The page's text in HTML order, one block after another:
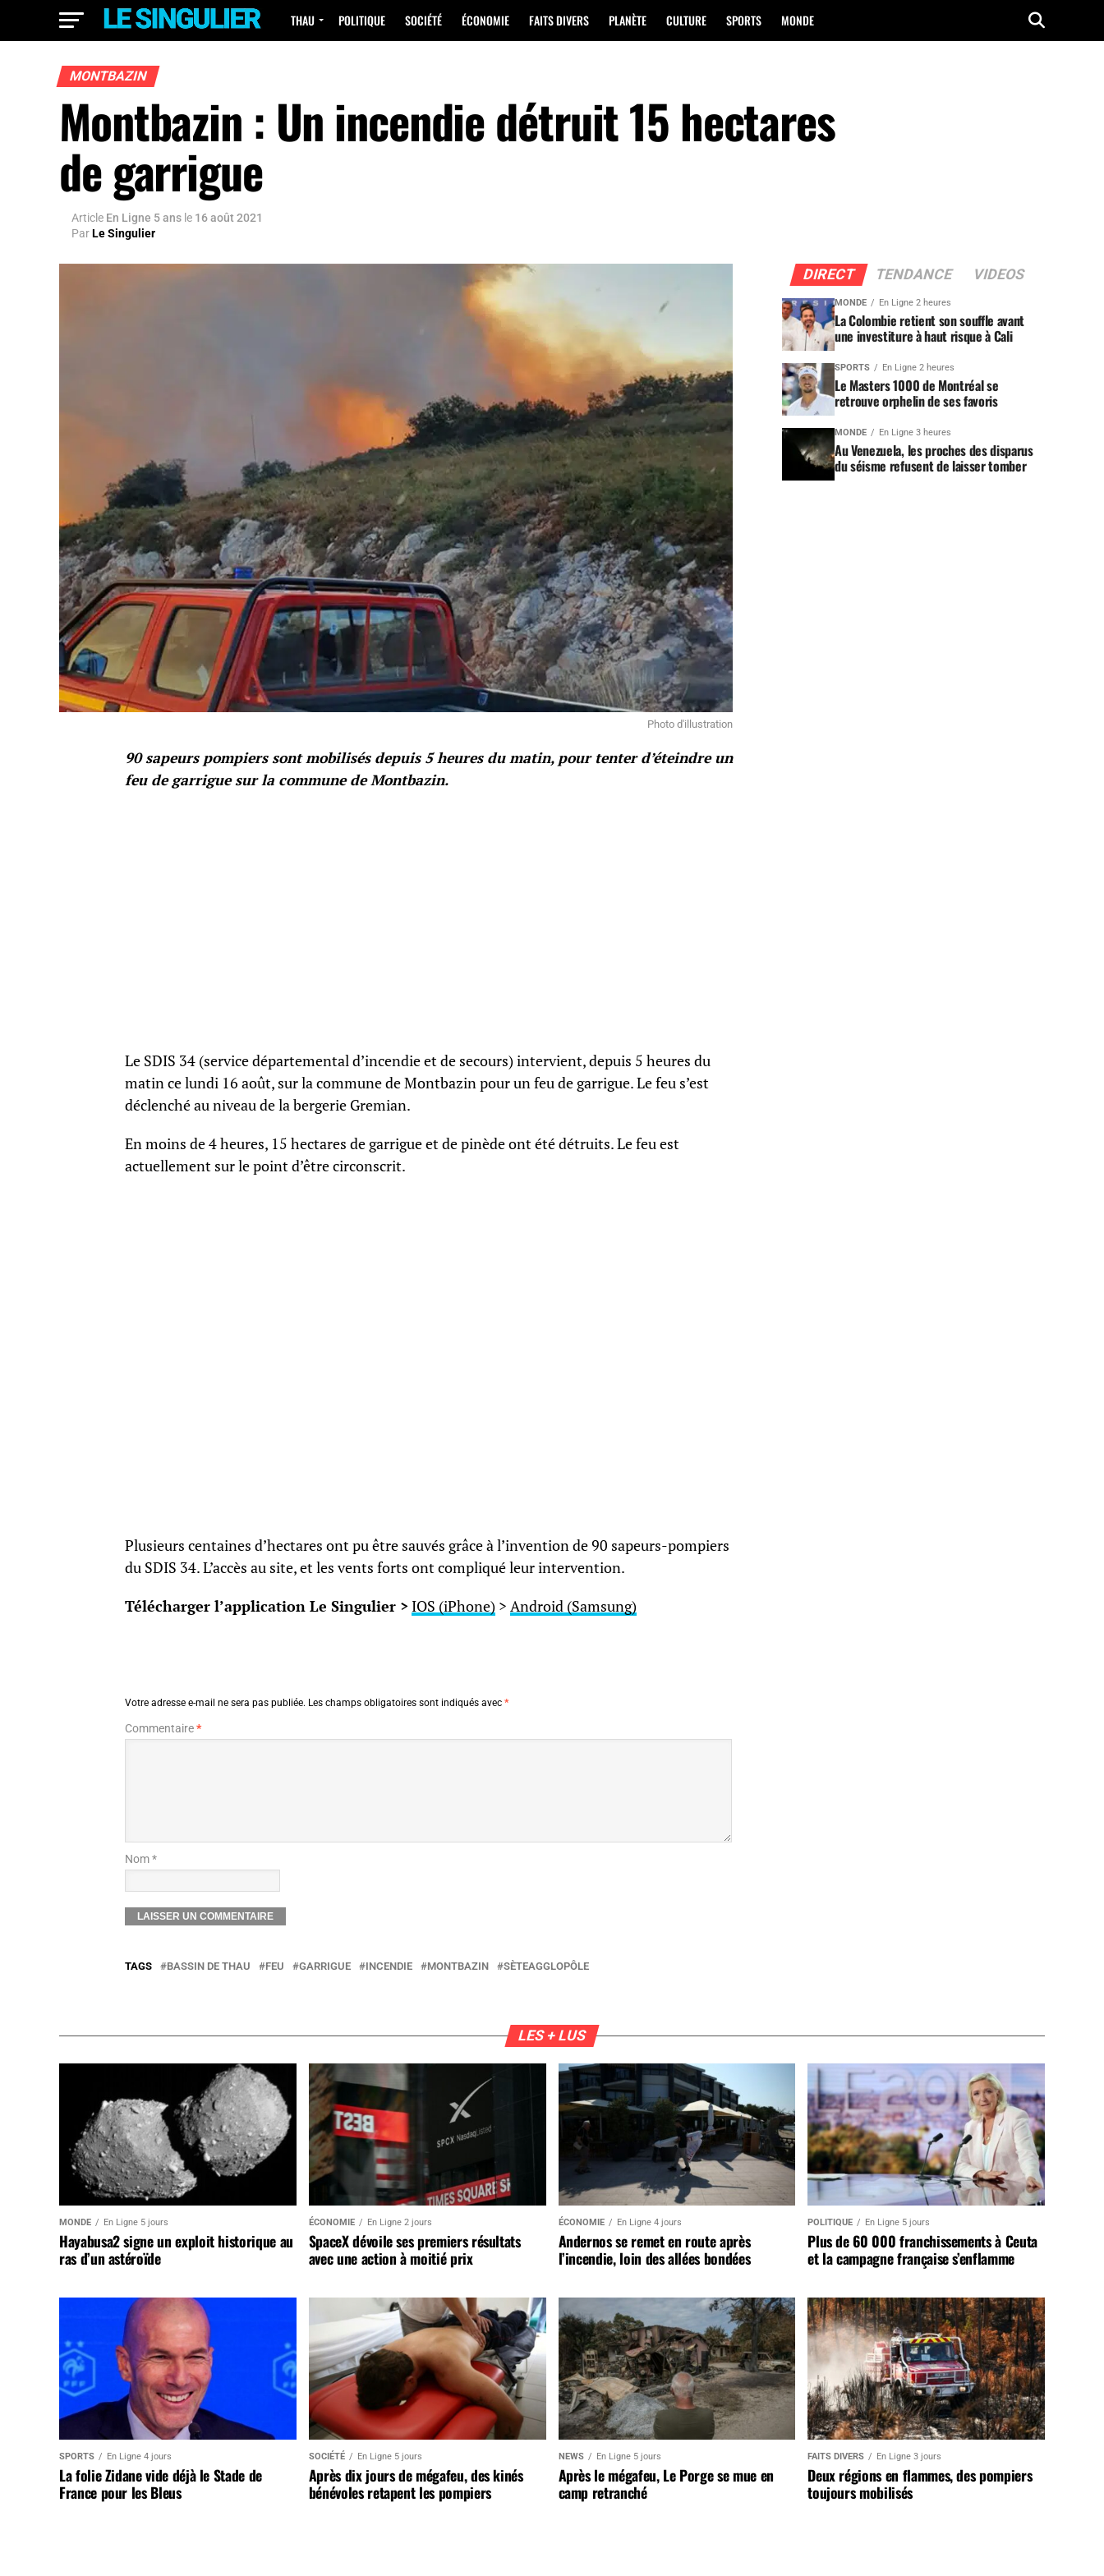
THAU POLITIQUE SOCIÉTÉ ÉCONOMIE FAITS DIVERS PLANÈTE CULTURE SPORTS MONDE
MONTBAZIN
Montbazin : Un incendie détruit 15 hectares
de garrigue
Article En Ligne 5 ans le 16 août 2021
ParLe Singulier
Photo d'illustration
90 sapeurs pompiers sont mobilisés depuis 5 heures du matin, pour tenter d’éteindre un
feu de garrigue sur la commune de Montbazin.
Le SDIS 34 (service départemental d’incendie et de secours) intervient, depuis 5 heures du
matin ce lundi 16 août, sur la commune de Montbazin pour un feu de garrigue. Le feu s’est
déclenché au niveau de la bergerie Gremian.
En moins de 4 heures, 15 hectares de garrigue et de pinède ont été détruits. Le feu est
actuellement sur le point d’être circonscrit.
Plusieurs centaines d’hectares ont pu être sauvés grâce à l’invention de 90 sapeurs-pompiers
du SDIS 34. L’accès au site, et les vents forts ont compliqué leur intervention.
Télécharger l’application Le Singulier > IOS (iPhone) > Android (Samsung)
Votre adresse e-mail ne sera pas publiée. Les champs obligatoires sont indiqués avec *
Commentaire*
Nom *
TAGS BASSIN DE THAU FEU GARRIGUE INCENDIE MONTBAZIN SÈTEAGGLOPÔLE
DIRECT TENDANCE VIDEOS
MONDE En Ligne 2 heures
La Colombie retient son souffle avant
une investiture à haut risque à Cali
SPORTS En Ligne 2 heures
Le Masters 1000 de Montréal se
retrouve orphelin de ses favoris
MONDE En Ligne 3 heures
Au Venezuela, les proches des disparus
du séisme refusent de laisser tomber
LES + LUS
MONDE En Ligne 5 jours
Hayabusa2 signe un exploit historique au
ras d’un astéroïde
ÉCONOMIE En Ligne 2 jours
SpaceX dévoile ses premiers résultats
avec une action à moitié prix
ÉCONOMIE En Ligne 4 jours
Andernos se remet en route après
l’incendie, loin des allées bondées
POLITIQUE En Ligne 5 jours
Plus de 60 000 franchissements à Ceuta
et la campagne française s’enflamme
SPORTS En Ligne 4 jours
La folie Zidane vide déjà le Stade de
France pour les Bleus
SOCIÉTÉ En Ligne 5 jours
Après dix jours de mégafeu, des kinés
bénévoles retapent les pompiers
NEWS En Ligne 5 jours
Après le mégafeu, Le Porge se mue en
camp retranché
FAITS DIVERS En Ligne 3 jours
Deux régions en flammes, des pompiers
toujours mobilisés